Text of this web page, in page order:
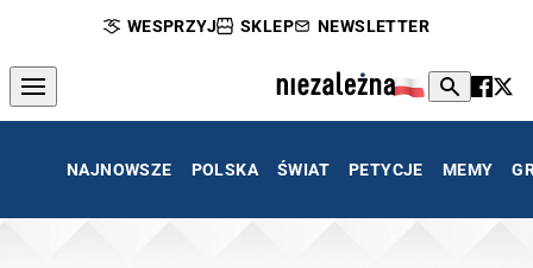
WESPRZYJ SKLEP NEWSLETTER
NAJNOWSZE POLSKA ŚWIAT PETYCJE MEMY